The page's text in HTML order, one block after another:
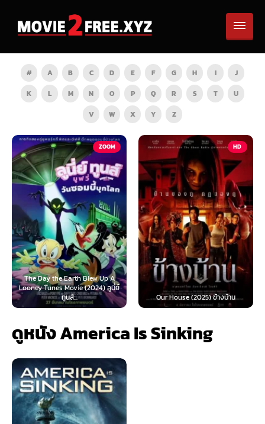
# A B C D E F G H I
J
K
L M N O P Q R S T
U
V
W X Y Z
ZOOM
Earth Blew Up A
Movie (2024) ลูนี่ย์
ทูนส์...
HD
Our House (2025) ข้างบ้าน
TV
Teach You a
นี้ต้องโ
ดูหนัง America Is Sinking